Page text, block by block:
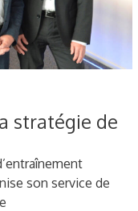
stratégie de
son service de